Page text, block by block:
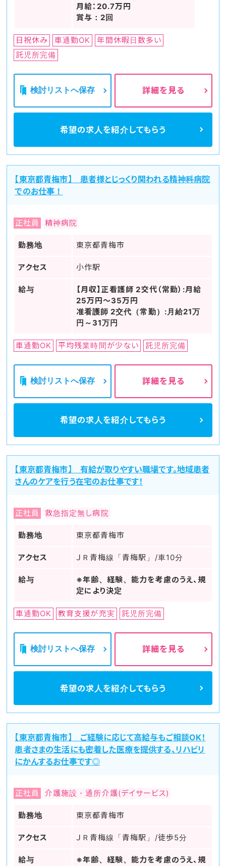
月給：20.7万円
賞与：2回
日祝休み 車通勤OK
年間休暇日数多い
託児所完備
検討リストへ保存 詳細を見る
希望の求人を紹介してもらう
【東京都青梅市】 患者様とじっくり関われる精神科病院
でのお仕事！
正社員 精神病院
勤務地 東京都青梅市
アクセス 小作駅
給与
【月収】正看護師 2交代（常勤）:月給
25万円～35万円
准看護師 2交代（常勤）:月給21万
円～31万円
車通勤OK 平均残業時間が少ない 託児所完備
検討リストへ保存 詳細を見る
希望の求人を紹介してもらう
【東京都青梅市】 有給が取りやすい職場です。地域患者
さんのケアを行う在宅のお仕事です！
正社員 救急指定無し病院
勤務地 東京都青梅市
アクセス ＪＲ青梅線「青梅駅」/車10分
給与
※年齢、経験、能力を考慮のうえ、規
定により決定
車通勤OK 教育支援が充実 託児所完備
検討リストへ保存 詳細を見る
希望の求人を紹介してもらう
【東京都青梅市】 ご経験に応じて高給与もご相談OK！
患者さまの生活にも密着した医療を提供する、リハビリ
にかんするお仕事です◎
正社員 介護施設・通所介護(デイサービス)
勤務地 東京都青梅市
アクセス ＪＲ青梅線「青梅駅」/徒歩5分
給与
※年齢、経験、能力を考慮のうえ、規